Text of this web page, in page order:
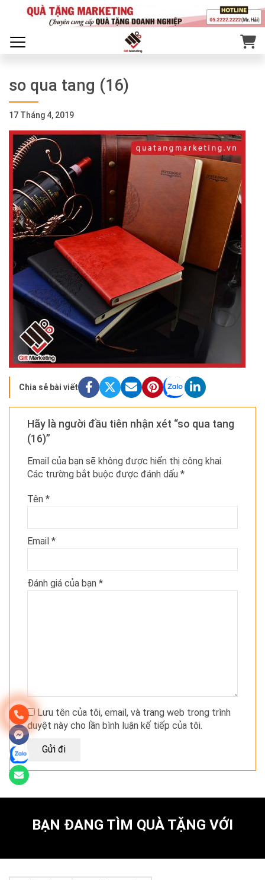
so qua tang (16)
17 Tháng 4, 2019
Chia sẻ bài viết
Hãy là người đầu tiên nhận xét “so qua tang
(16)”
Email của bạn sẽ không được hiển thị công khai.
Các trường bắt buộc được đánh dấu *
Tên *
Email *
Đánh giá của bạn *
Lưu tên của tôi, email, và trang web trong trình
duyệt này cho lần bình luận kế tiếp của tôi.
BẠN ĐANG TÌM QUÀ TẶNG VỚI